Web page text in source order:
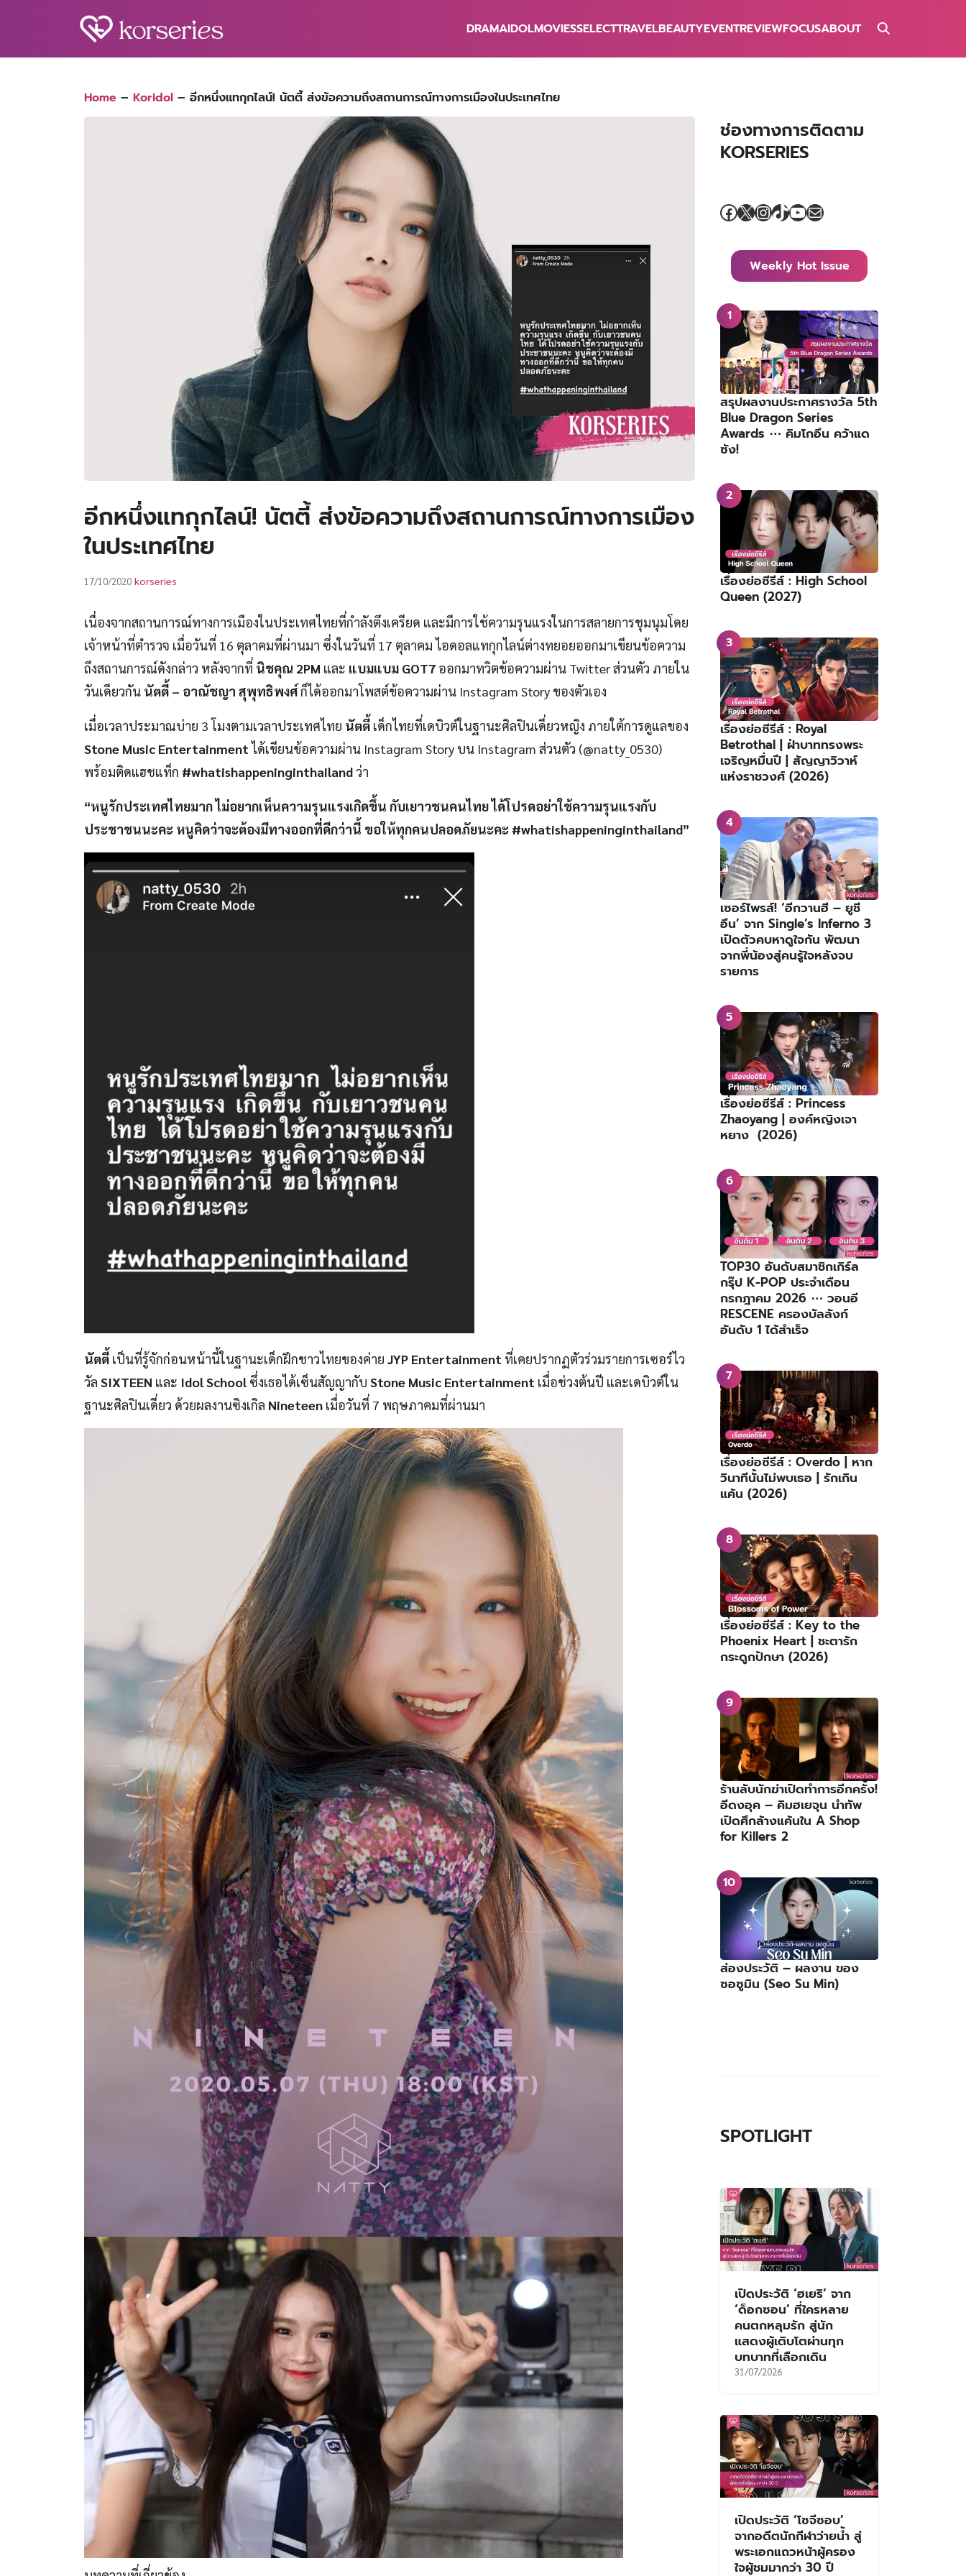
DRAMAIDOLMOVIESSELECTTRAVELBEAUTYEVENTREVIEWFOCUSABOUT
Home – Koridol – อีกหนึ่งแทกุกไลน์! นัตตี้ ส่งข้อความถึงสถานการณ์ทางการเมืองในประเทศไทย
อีกหนึ่งแทกุกไลน์! นัตตี้ ส่งข้อความถึงสถานการณ์ทางการเมือง
ในประเทศไทย
17/10/2020 korseries
เนื่องจากสถานการณ์ทางการเมืองในประเทศไทยที่กำลังตึงเครียด และมีการใช้ความรุนแรงในการสลายการชุมนุมโดย
เจ้าหน้าที่ตำรวจ เมื่อวันที่ 16 ตุลาคมที่ผ่านมา ซึ่งในวันที่ 17 ตุลาคม ไอดอลแทกุกไลน์ต่างทยอยออกมาเขียนข้อความ
ถึงสถานการณ์ดังกล่าว หลังจากที่ นิชคุณ 2PM และ แบมแบม GOT7 ออกมาทวิตข้อความผ่าน Twitter ส่วนตัว ภายใน
วันเดียวกัน นัตตี้ – อาณัชญา สุพุทธิพงศ์ก็ได้ออกมาโพสต์ข้อความผ่าน Instagram Story ของตัวเอง
เมื่อเวลาประมาณบ่าย 3 โมงตามเวลาประเทศไทย นัตตี้ เด็กไทยที่เดบิวต์ในฐานะศิลปินเดี่ยวหญิง ภายใต้การดูแลของ
Stone Music Entertainment ได้เขียนข้อความผ่าน Instagram Story บน Instagram ส่วนตัว (@natty_0530)
พร้อมติดแฮชแท็ก #whatishappeninginthailandว่า
“หนูรักประเทศไทยมาก ไม่อยากเห็นความรุนแรงเกิดขึ้น กับเยาวชนคนไทย ได้โปรดอย่าใช้ความรุนแรงกับ
ประชาชนนะคะ หนูคิดว่าจะต้องมีทางออกที่ดีกว่านี้ ขอให้ทุกคนปลอดภัยนะคะ #whatishappeninginthailand”
นัตตี้ เป็นที่รู้จักก่อนหน้านี้ในฐานะเด็กฝึกชาวไทยของค่าย JYP Entertainment ที่เคยปรากฏตัวร่วมรายการเซอร์ไว
วัล SIXTEEN และ Idol School ซึ่งเธอได้เซ็นสัญญากับ Stone Music Entertainment เมื่อช่วงต้นปี และเดบิวต์ใน
ฐานะศิลปินเดี่ยว ด้วยผลงานซิงเกิล Nineteen เมื่อวันที่ 7 พฤษภาคมที่ผ่านมา
ช่องทางการติดตาม
KORSERIES
Facebook
X Instagram
TikTok
YouTube
Mail
Weekly Hot Issue
สรุปผลงานประกาศรางวัล 5th
Blue Dragon Series
Awards ⋯ คิมโกอึน คว้าแด
ซัง!
เรื่องย่อซีรีส์ : High School
Queen (2027)
เรื่องย่อซีรีส์ : Royal
Betrothal | ฝ่าบาททรงพระ
เจริญหมื่นปี | สัญญาวิวาห์
แห่งราชวงศ์ (2026)
เซอร์ไพรส์! ‘อีกวานฮี – ยูชี
อึน’ จาก Single’s Inferno 3
เปิดตัวคบหาดูใจกัน พัฒนา
จากพี่น้องสู่คนรู้ใจหลังจบ
รายการ
เรื่องย่อซีรีส์ : Princess
Zhaoyang | องค์หญิงเจา
หยาง (2026)
TOP30 อันดับสมาชิกเกิร์ล
กรุ๊ป K-POP ประจำเดือน
กรกฎาคม 2026 ⋯ วอนอี
RESCENE ครองบัลลังก์
อันดับ 1 ได้สำเร็จ
เรื่องย่อซีรีส์ : Overdo | หาก
วินาทีนั้นไม่พบเธอ | รักเกิน
แค้น (2026)
เรื่องย่อซีรีส์ : Key to the
Phoenix Heart | ชะตารัก
กระดูกปักษา (2026)
ร้านลับนักฆ่าเปิดทำการอีกครั้ง!
อีดงอุค – คิมฮเยจุน นำทัพ
เปิดศึกล้างแค้นใน A Shop
for Killers 2
ส่องประวัติ – ผลงาน ของ
ซอซูมิน (Seo Su Min)
SPOTLIGHT
เปิดประวัติ ‘ฮเยริ’ จาก
‘ด็อกซอน’ ที่ใครหลาย
คนตกหลุมรัก สู่นัก
แสดงผู้เติบโตผ่านทุก
บทบาทที่เลือกเดิน
31/07/2026
เปิดประวัติ ‘โซจีซอบ’
จากอดีตนักกีฬาว่ายน้ำ สู่
พระเอกแถวหน้าผู้ครอง
ใจผู้ชมมากว่า 30 ปี